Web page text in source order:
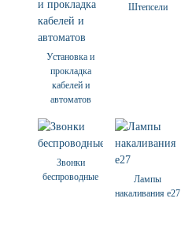
Установка и
прокладка
кабелей и
автоматов
Штепсели
Звонки
беспроводные
Лампы
накаливания е27